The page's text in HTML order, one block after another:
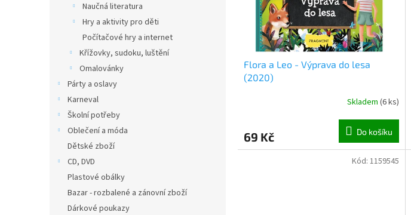
Naučná literatura
Hry a aktivity pro děti
Počítačové hry a internet
Křížovky, sudoku, luštění
Omalovánky
Párty a oslavy
Karneval
Školní potřeby
Oblečení a móda
Dětské zboží
CD, DVD
Plastové obálky
Bazar - rozbalené a zánovní zboží
Dárkové poukazy
Flora a Leo - Výprava do lesa
(2020)
Skladem (6 ks)
69 Kč Do košíku
Kód: 1159545